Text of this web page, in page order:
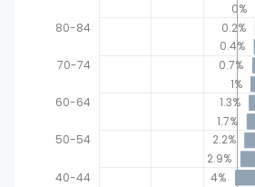
0%
0.2%
0.4%
0.7%
1%
1.3%
1.7%
2.2%
2.9%
4%
40-44
80-84
70-74
60-64
50-54
40-44